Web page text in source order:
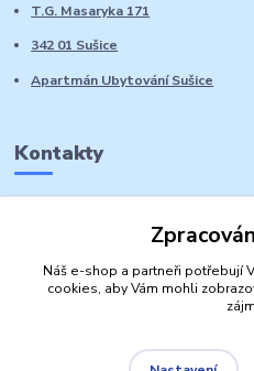
T.G. Masaryka 171
342 01 Sušice
Apartmán Ubytování Sušice
Kontakty
Náš e-shop a partneři potřebují
cookies, aby Vám mohli